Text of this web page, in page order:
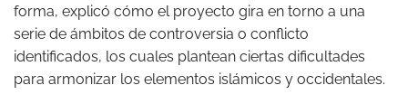
forma, explicó cómo el proyecto gira en torno a una
serie de ámbitos de controversia o conflicto
identificados, los cuales plantean ciertas dificultades
para armonizar los elementos islámicos y occidentales.